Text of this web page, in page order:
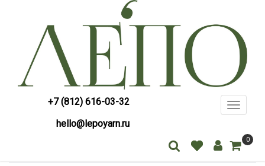
+7 (812) 616-03-32
hello@lepoyarn.ru
Toggle
0